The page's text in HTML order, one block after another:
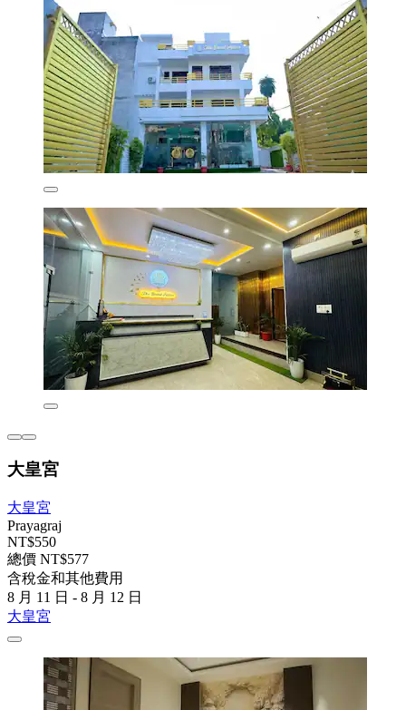
大皇宮
大皇宮
Prayagraj
NT$550
總價 NT$577
含稅金和其他費用
8 月 11 日 - 8 月 12 日
大皇宮